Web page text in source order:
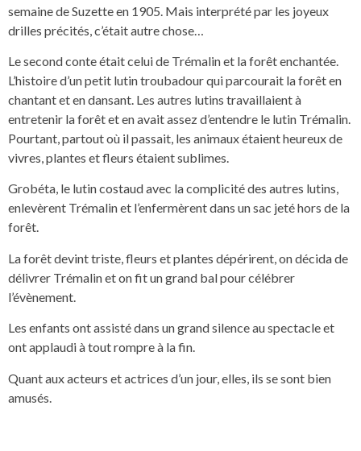
semaine de Suzette en 1905. Mais interprété par les joyeux
drilles précités, c’était autre chose…
Le second conte était celui de Trémalin et la forêt enchantée.
L’histoire d’un petit lutin troubadour qui parcourait la forêt en
chantant et en dansant. Les autres lutins travaillaient à
entretenir la forêt et en avait assez d’entendre le lutin Trémalin.
Pourtant, partout où il passait, les animaux étaient heureux de
vivres, plantes et fleurs étaient sublimes.
Grobéta, le lutin costaud avec la complicité des autres lutins,
enlevèrent Trémalin et l’enfermèrent dans un sac jeté hors de la
forêt.
La forêt devint triste, fleurs et plantes dépérirent, on décida de
délivrer Trémalin et on fit un grand bal pour célébrer
l’évènement.
Les enfants ont assisté dans un grand silence au spectacle et
ont applaudi à tout rompre à la fin.
Quant aux acteurs et actrices d’un jour, elles, ils se sont bien
amusés.